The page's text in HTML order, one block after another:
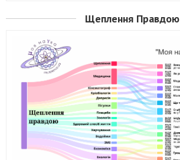
Щеплення Правдою